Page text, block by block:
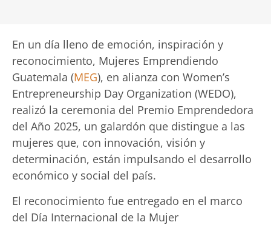
En un día lleno de emoción, inspiración y
reconocimiento, Mujeres Emprendiendo
Guatemala (MEG), en alianza con Women’s
Entrepreneurship Day Organization (WEDO),
realizó la ceremonia del Premio Emprendedora
del Año 2025, un galardón que distingue a las
mujeres que, con innovación, visión y
determinación, están impulsando el desarrollo
económico y social del país.
El reconocimiento fue entregado en el marco
del Día Internacional de la Mujer